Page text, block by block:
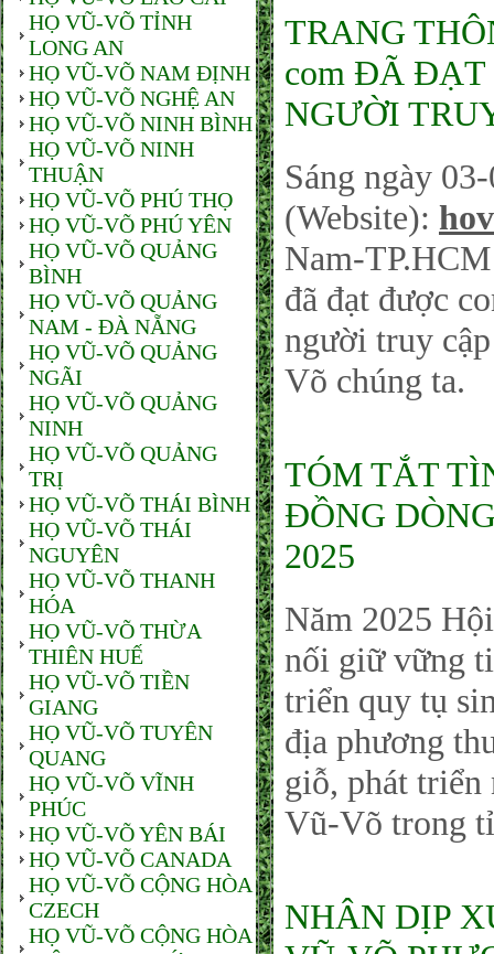
HỌ VŨ-VÕ TỈNH
LONG AN
HỌ VŨ-VÕ NAM ĐỊNH
HỌ VŨ-VÕ NGHỆ AN
HỌ VŨ-VÕ NINH BÌNH
HỌ VŨ-VÕ NINH
THUẬN
HỌ VŨ-VÕ PHÚ THỌ
HỌ VŨ-VÕ PHÚ YÊN
HỌ VŨ-VÕ QUẢNG
BÌNH
HỌ VŨ-VÕ QUẢNG
NAM - ĐÀ NẴNG
HỌ VŨ-VÕ QUẢNG
NGÃI
HỌ VŨ-VÕ QUẢNG
NINH
HỌ VŨ-VÕ QUẢNG
TRỊ
HỌ VŨ-VÕ THÁI BÌNH
HỌ VŨ-VÕ THÁI
NGUYÊN
HỌ VŨ-VÕ THANH
HÓA
HỌ VŨ-VÕ THỪA
THIÊN HUẾ
HỌ VŨ-VÕ TIỀN
GIANG
HỌ VŨ-VÕ TUYÊN
QUANG
HỌ VŨ-VÕ VĨNH
PHÚC
HỌ VŨ-VÕ YÊN BÁI
HỌ VŨ-VÕ CANADA
HỌ VŨ-VÕ CỘNG HÒA
CZECH
HỌ VŨ-VÕ CỘNG HÒA
TRANG
com ĐÃ ĐẠT
NGƯỜI
Sáng ngày
(Website):
Nam-
đã đạt được
người truy
Võ chúng ta.
TÓM TẮT
ĐỒNG
2025
Năm 2025
nối giữ vững
triển quy tụ
địa phương
giỗ, phát triển
Vũ-Võ trong
NHÂN DỊP